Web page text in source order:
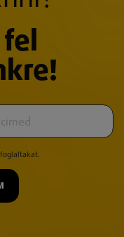
fel
foglaltakat.